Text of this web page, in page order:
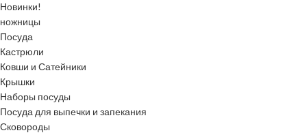
Новинки!
ножницы
Посуда
Кастрюли
Ковши и Сатейники
Крышки
Наборы посуды
Посуда для выпечки и запекания
Сковороды